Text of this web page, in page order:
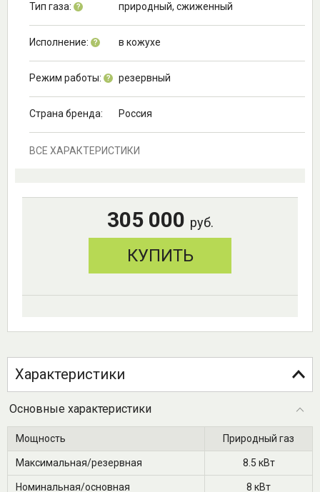
Тип газа: ? природный, cжиженный
Исполнение: ? в кожухе
Режим работы: ? резервный
Страна бренда: Россия
ВСЕ ХАРАКТЕРИСТИКИ
305 000 руб.
КУПИТЬ
Характеристики
Основные характеристики
Мощность Природный газ
Максимальная/резервная 8.5 кВт
Номинальная/основная 8 кВт